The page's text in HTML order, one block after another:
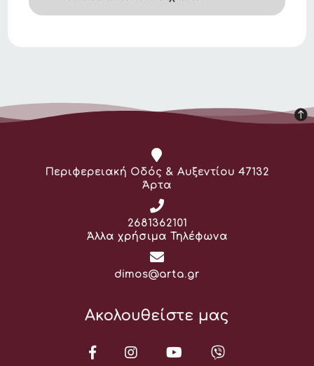
Διεύθυνση:
Περιφερειακή Οδός & Αυξεντίου 47132
Άρτα
Τηλέφωνο:
2681362101
Άλλα χρήσιμα Τηλέφωνα
Email:
dimos@arta.gr
Ακολουθείστε μας